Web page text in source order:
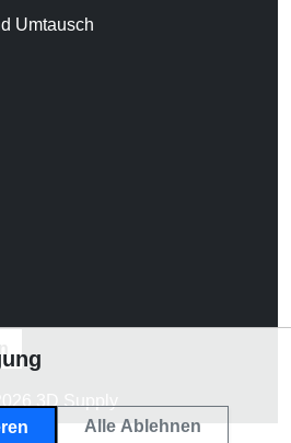
Umtausch
3D Supply
Alle Ablehnen